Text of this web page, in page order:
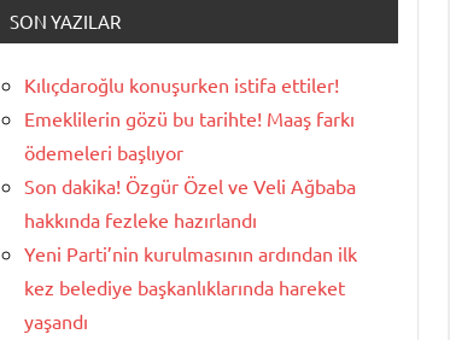
SON YAZILAR
Kılıçdaroğlu konuşurken istifa ettiler!
Emeklilerin gözü bu tarihte! Maaş farkı
ödemeleri başlıyor
Son dakika! Özgür Özel ve Veli Ağbaba
hakkında fezleke hazırlandı
Yeni Parti’nin kurulmasının ardından ilk
kez belediye başkanlıklarında hareket
yaşandı